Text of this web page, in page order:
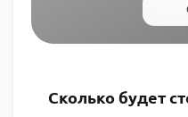
Сколько будет